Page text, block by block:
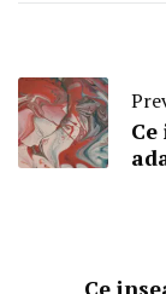
Ce